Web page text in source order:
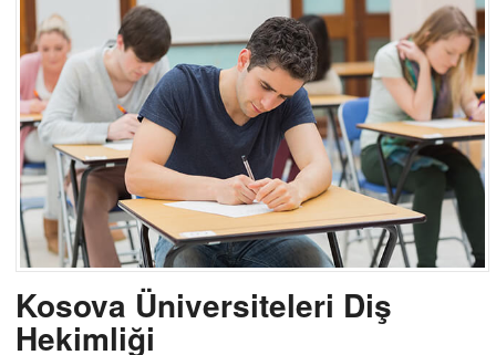
Kosova Üniversiteleri Diş
Hekimliği